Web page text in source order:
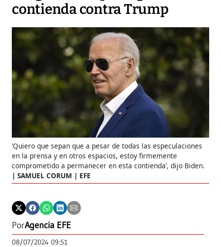
contienda contra Trump
‘Quiero que sepan que a pesar de todas las especulaciones
en la prensa y en otros espacios, estoy firmemente
comprometido a permanecer en esta contienda’, dijo Biden.
SAMUEL CORUM | EFE
PorAgencia EFE
08/07/2024 09:51